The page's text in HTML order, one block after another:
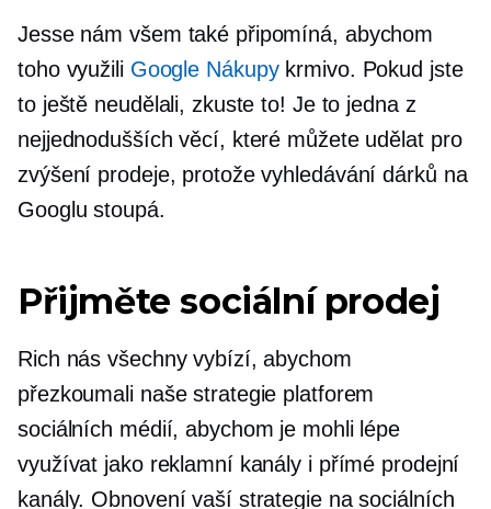
Jesse nám všem také připomíná, abychom
toho využili Google Nákupykrmivo. Pokud jste
to ještě neudělali, zkuste to! Je to jedna z
nejjednodušších věcí, které můžete udělat pro
zvýšení prodeje, protože vyhledávání dárků na
Googlu stoupá.
Přijměte sociální prodej
Rich nás všechny vybízí, abychom
přezkoumali naše strategie platforem
sociálních médií, abychom je mohli lépe
využívat jako reklamní kanály i přímé prodejní
kanály. Obnovení vaší strategie na sociálních